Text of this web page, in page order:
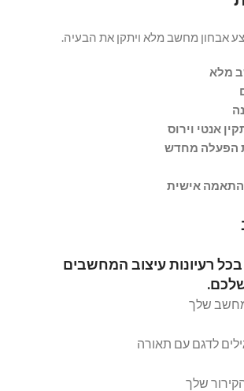
אבחון מחשב מלא ויתקן את הבעיה.
מלא
אנטי וירוס
הפעלה מחדש
אישית
בכל רעיונות עיצוב המחשבים
שלך
לדגם עם תאורה
שלך